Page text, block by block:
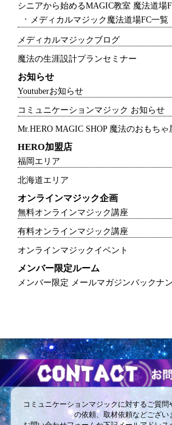
シニアから始めるMAGIC教室 魔法道場
メディカルマジック魔法道場FC一覧
メディカルマジックブログ
魔法の生涯設計プランセミナー
お知らせ
Youtuberお知らせ
コミュニケーションマジック お知らせ
Mr.HERO MAGIC SHOP 魔法のおもち
HERO加盟店
福岡エリア
北海道エリア
オンラインマジック企画
無料オンラインマジック講座
有料オンラインマジック講座
オンラインマジックイベント
メンバー限定ルーム
メンバー限定 メールマガジンバックナ
コミュニケーションマジックに対するご質
の依頼、取材依頼などござい